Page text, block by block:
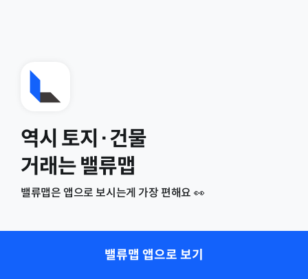
역시 토지·건물
거래는 밸류맵
밸류맵은 앱으로 보시는게 가장 편해요 👀
밸류맵 앱으로 보기